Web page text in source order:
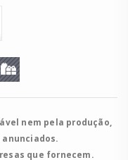
nem pela produção,
que fornecem.